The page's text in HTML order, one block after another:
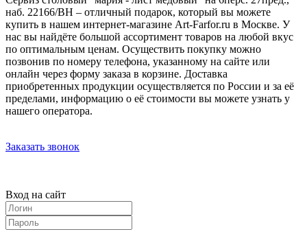
наб. 22166/BH – отличный подарок, который вы можете
купить в нашем интернет-магазине Art-Farfor.ru в Москве. У
нас вы найдёте большой ассортимент товаров на любой вкус
по оптимальным ценам. Осуществить покупку можно
позвонив по номеру телефона, указанному на сайте или
онлайн через форму заказа в корзине. Доставка
приобретенных продукции осуществляется по России и за её
пределами, информацию о её стоимости вы можете узнать у
нашего оператора.
Заказать звонок
Вход на сайт